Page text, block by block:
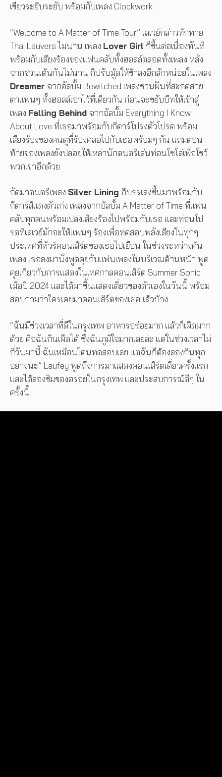
เขียวระยิบระยับ พร้อมกับเพลง Clockwork
“Welcome to A Matter of Time Tour” เลเวย์กล่าวทักทาย
Thai Lauvers ไม่นาน เพลง Lover Girl ก็ขึ้นต่อเนื่องทันที
พร้อมกับเสียงร้องของแฟนคลับทั้งฮอลล์ตลอดทั้งเพลง หลัง
จากชวนเต้นกันไม่นาน ก็ปรับมู้ดให้ช้าลงอีกสักหน่อยในเพลง
Dreamer จากอัลบั้ม Bewitched เพลงชวนฝันที่สะกดสาย
ตาแฟนๆ ทั้งฮอลล์เอาไว้ที่เดียวกัน ก่อนจะขยับบีทให้เข้าสู่
เพลง Falling Behind จากอัลบั้ม Everything I Know
About Love ที่เธอมาพร้อมกับกีตาร์โปร่งตัวโปรด พร้อม
เสียงร้องของคนดูที่ร้องคลอไปกับเธอพร้อมๆ กัน แถมตอน
ท้ายของเพลงยังปล่อยให้เหล่านักดนตรีเล่นท่อนโซโล่เพื่อโชว์
พวกเขาอีกด้วย
ถัดมาดนตรีเพลง Silver Lining ก็บรรเลงขึ้นมาพร้อมกับ
กีตาร์สีแดงตัวเก่ง เพลงจากอัลบั้ม A Matter of Time ที่แฟน
คลับทุกคนพร้อมเปล่งเสียงร้องไปพร้อมกับเธอ และท่อนโป
รดที่เลเวย์มักจะให้แฟนๆ ร้องเพื่อทดสอบพลังเสียงในทุกๆ
ประเทศที่ทัวร์คอนเสิร์ตของเธอไปเยือน ในช่วงระหว่างคั่น
เพลง เธอลงมานั่งพูดคุยกับแฟนเพลงในบริเวณด้านหน้า พูด
คุยเกี่ยวกับการแสดงในเทศกาลคอนเสิร์ต Summer Sonic
เมื่อปี 2024 และได้มาขึ้นแสดงเดี่ยวของตัวเองในวันนี้ พร้อม
สอบถามว่าใครเคยมาคอนเสิร์ตของเธอแล้วบ้าง
“ฉันมีช่วงเวลาที่ดีในกรุงเทพ อาหารอร่อยมาก แล้วก็เผ็ดมาก
ด้วย คือฉันกินเผ็ดได้ ซึ่งฉันภูมิใจมากเลยล่ะ แต่ในช่วงเวลาไม่
กี่วันมานี้ ฉันเหมือนโดนทดสอบเลย แต่ฉันก็ต้องลองกินทุก
อย่างนะ” Laufey พูดถึงการมาแสดงคอนเสิร์ตเดี่ยวครั้งแรก
และได้ลองชิมของอร่อยในกรุงเทพ และประสบการณ์ดีๆ ใน
ครั้งนี้